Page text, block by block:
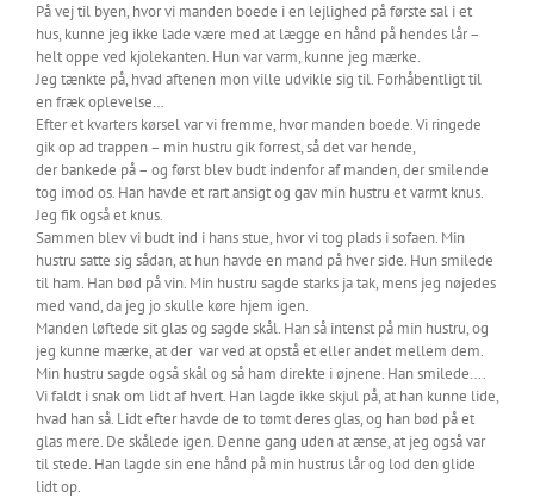
På vej til byen, hvor vi manden boede i en lejlighed på første sal i et
hus, kunne jeg ikke lade være med at lægge en hånd på hendes lår –
helt oppe ved kjolekanten. Hun var varm, kunne jeg mærke.
Jeg tænkte på, hvad aftenen mon ville udvikle sig til. Forhåbentligt til
en fræk oplevelse…
Efter et kvarters kørsel var vi fremme, hvor manden boede. Vi ringede
gik op ad trappen – min hustru gik forrest, så det var hende,
der bankede på – og først blev budt indenfor af manden, der smilende
tog imod os. Han havde et rart ansigt og gav min hustru et varmt knus.
Jeg fik også et knus.
Sammen blev vi budt ind i hans stue, hvor vi tog plads i sofaen. Min
hustru satte sig sådan, at hun havde en mand på hver side. Hun smilede
til ham. Han bød på vin. Min hustru sagde starks ja tak, mens jeg nøjedes
med vand, da jeg jo skulle køre hjem igen.
Manden løftede sit glas og sagde skål. Han så intenst på min hustru, og
jeg kunne mærke, at der var ved at opstå et eller andet mellem dem.
Min hustru sagde også skål og så ham direkte i øjnene. Han smilede….
Vi faldt i snak om lidt af hvert. Han lagde ikke skjul på, at han kunne lide,
hvad han så. Lidt efter havde de to tømt deres glas, og han bød på et
glas mere. De skålede igen. Denne gang uden at ænse, at jeg også var
til stede. Han lagde sin ene hånd på min hustrus lår og lod den glide
lidt op.